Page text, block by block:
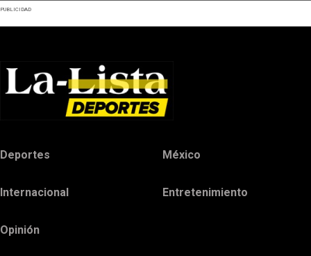
PUBLICIDAD
Deportes México
Internacional Entretenimiento
Opinión